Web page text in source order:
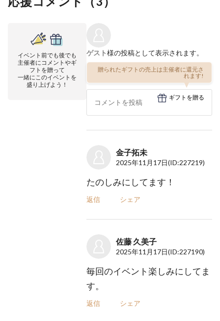
イベント前でも後でも
主催者にコメントやギ
フトを贈って
一緒にこのイベントを
盛り上げよう！
ゲスト様の投稿として表示されます。
贈られたギフトの売上は主催者に還元さ
れます!
ギフトを贈る
金子拓未
2025年11月17日(ID:227219)
たのしみにしてます！
返信 シェア
佐藤 久美子
2025年11月17日(ID:227190)
毎回のイベント楽しみにしてま
す。
返信 シェア